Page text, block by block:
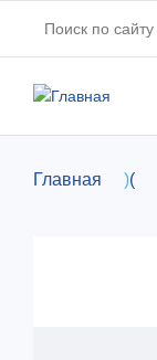
Главная )(